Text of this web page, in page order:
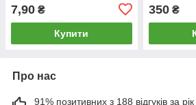
7,90 ₴
Купити
350₴
Про нас
91% позитивних з 188 відгуків за рік